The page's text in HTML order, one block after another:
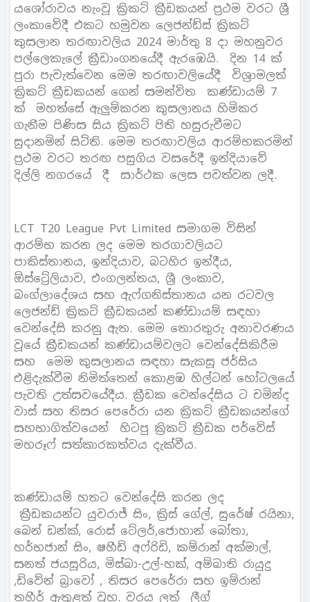
යශෝරාවය නැංවූ ක්‍රිකට් ක්‍රීඩකයන් ප්‍රථම වරට ශ්‍රී
ලංකාවේදී එකට හමුවන ලෙජන්ඩ්ස් ක්‍රිකට්
කුසලාන තරඟාවලිය 2024 මාර්තු 8 දා මහනුවර
පල්ලෙකැලේ ක්‍රීඩාංගනයේදී ඇරඹෙයි. දින 14 ක්
පුරා පැවැත්වෙන මෙම තරඟාවලියේදී විශ්‍රාමලත්
ක්‍රිකට් ක්‍රීඩකයන් ගෙන් සමන්විත කණ්ඩායම් 7
ක් මහත්සේ ඇලුම්කරන කුසලානය හිමිකර
ගැනීම පිණිස සිය ක්‍රිකට් පිති හසුරුවීමට
සුදානමින් සිටිති. මෙම තරඟාවලිය ආරම්භකරමින්
ප්‍රථම වරට තරඟ පසුගිය වසරේදී ඉන්දියාවේ
දිල්ලි නගරයේ දී සාර්ථක ලෙස පවත්වන ලදී.
LCT T20 League Pvt Limited සමාගම විසින්
ආරම්භ කරන ලද මෙම තරගාවලියට
පාකිස්තානය, ඉන්දියාව, බටහිර ඉන්දීය,
ඕස්ට්‍රේලියාව, එංගලන්තය, ශ්‍රී ලංකාව,
බංග්ලාදේශය සහ ඇෆ්ගනිස්තානය යන රටවල
ලෙජන්ඩ් ක්‍රිකට් ක්‍රීඩකයන් කණ්ඩායම් සඳහා
වෙන්දේසි කරනු ඇත. මෙම තොරතුරු අනාවරණය
වූයේ ක්‍රීඩකයන් කණ්ඩායම්වලට වෙන්දේසිකිරීම
සහ මෙම කුසලානය සඳහා සැකසූ ජර්සිය
එළිදැක්වීම නිමිත්තෙන් කොළඹ හිල්ටන් හෝටලයේ
පැවති උත්සවයේදීය. ක්‍රීඩක වෙන්දේසිය ට චමින්ද
වාස් සහ තිසර පෙරේරා යන ක්‍රිකට් ක්‍රීඩකයන්ගේ
සහභාගිත්වයෙන් හිටපු ක්‍රිකට් ක්‍රීඩක පර්වේස්
මහරූෆ් සත්කාරකත්වය දැක්වීය.
කණ්ඩායම් හතට වෙන්දේසි කරන ලද
ක්‍රීඩකයන්ට යුවරාජ් සිං, ක්‍රිස් ගේල්, සුරේෂ් රයිනා,
බෙන් ඩන්ක්, රොස් ටේලර්,ජොහාන් බෝතා,
හර්භජාන් සිං, ෂහීඩ් අෆ්රිඩි, කම්රාන් අක්මාල්,
සනත් ජයසූරිය, මිස්බා-උල්-හක්, අම්බාති රායුදු
,ඩිවේන් බ්‍රාවෝ , තිසර පෙරේරා සහ ඉම්රාන්
තහීර් ඇතුළත් වූහ. වරය ලත් ලීග්